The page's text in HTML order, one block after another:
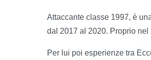
Attaccante classe 1997, è
dal 2017 al 2020. Proprio
Per lui poi esperienze tra